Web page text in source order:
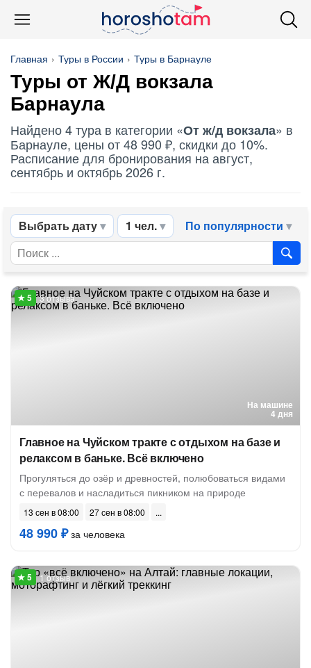
Главная Туры в России Туры в Барнауле
Туры от Ж/Д вокзала
Барнаула
Найдено 4 тура в категории «От ж/д вокзала» в
Барнауле, цены от 48 990 ₽, скидки до 10%.
Расписание для бронирования на август,
сентябрь и октябрь 2026 г.
Выбрать дату 1 чел. По популярности
На машине
4 дня
3 отзыва
Главное на Чуйском тракте с отдыхом на базе и
релаксом в баньке. Всё включено
Прогуляться до озёр и древностей, полюбоваться видами
с перевалов и насладиться пикником на природе
13 сен в 08:00 27 сен в 08:00
48 990 ₽за человека
1 отзыв